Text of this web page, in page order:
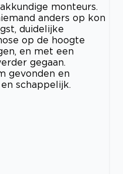
monteurs.
anders op kon
duidelijke
op de hoogte
en met een
gegaan.
gevonden en
schappelijk.